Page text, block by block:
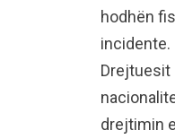
hodhën
incidente.
Drejtuesit
drejtimin